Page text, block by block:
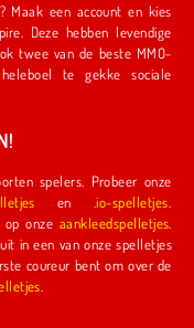
Maak een account en kies
hebben levendige
twee van de beste MMO-
spelers. Probeer onze
en .io-spelletjes
Fashionista's van alle leeftijden zullen dol zijn op onze aankleedspelletjes
bent om over de